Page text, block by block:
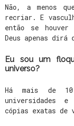
Não, a menos
recriar. E
então se
Deus apenas
Eu sou um
universo?
Há mais de
universidades e
cópias exatas de